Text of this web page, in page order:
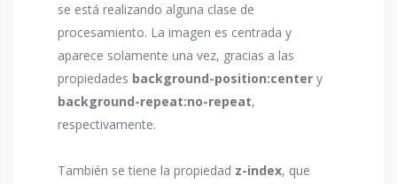
se está realizando alguna clase de
procesamiento. La imagen es centrada y
aparece solamente una vez, gracias a las
propiedades background-position:center y
background-repeat:no-repeat,
respectivamente.
También se tiene la propiedad z-index, que